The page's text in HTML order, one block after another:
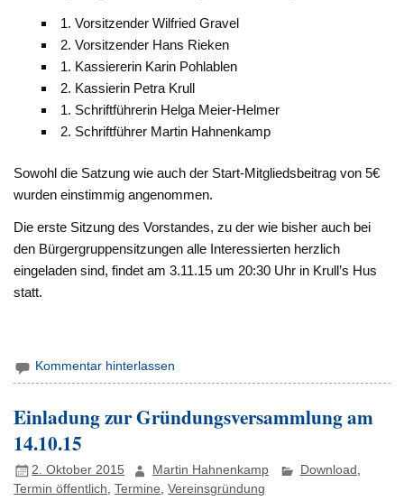
1. Vorsitzender Wilfried Gravel
2. Vorsitzender Hans Rieken
1. Kassiererin Karin Pohlablen
2. Kassierin Petra Krull
1. Schriftführerin Helga Meier-Helmer
2. Schriftführer Martin Hahnenkamp
Sowohl die Satzung wie auch der Start-Mitgliedsbeitrag von 5€
wurden einstimmig angenommen.
Die erste Sitzung des Vorstandes, zu der wie bisher auch bei
den Bürgergruppensitzungen alle Interessierten herzlich
eingeladen sind, findet am 3.11.15 um 20:30 Uhr in Krull’s Hus
statt.
Kommentar hinterlassen
Einladung zur Gründungsversammlung am
14.10.15
2. Oktober 2015 Martin Hahnenkamp Download ,
Termin öffentlich ,Termine ,Vereinsgründung